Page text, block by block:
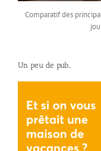
Comparatif des
Un peu de pub…